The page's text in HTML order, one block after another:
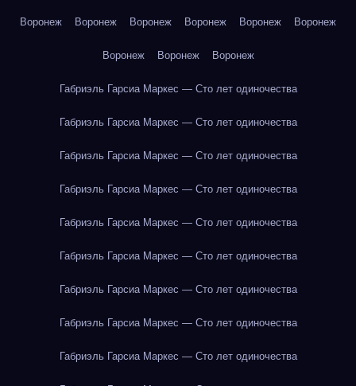
Воронеж Воронеж Воронеж Воронеж Воронеж Воронеж
Воронеж Воронеж Воронеж
Габриэль Гарсиа Маркес — Сто лет одиночества
Габриэль Гарсиа Маркес — Сто лет одиночества
Габриэль Гарсиа Маркес — Сто лет одиночества
Габриэль Гарсиа Маркес — Сто лет одиночества
Габриэль Гарсиа Маркес — Сто лет одиночества
Габриэль Гарсиа Маркес — Сто лет одиночества
Габриэль Гарсиа Маркес — Сто лет одиночества
Габриэль Гарсиа Маркес — Сто лет одиночества
Габриэль Гарсиа Маркес — Сто лет одиночества